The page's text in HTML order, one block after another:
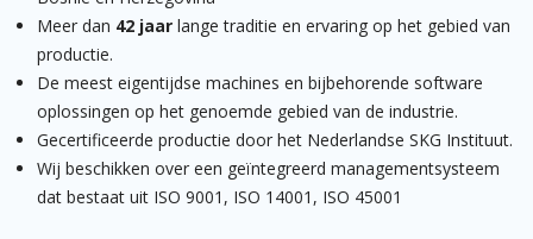
Meer dan 42 jaar lange traditie en ervaring op het gebied van
productie.
De meest eigentijdse machines en bijbehorende software
oplossingen op het genoemde gebied van de industrie.
Gecertificeerde productie door het Nederlandse SKG Instituut.
Wij beschikken over een geïntegreerd managementsysteem
dat bestaat uit ISO 9001, ISO 14001, ISO 45001